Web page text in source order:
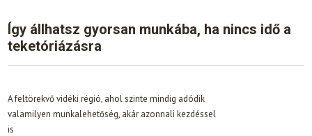
Így állhatsz gyorsan munkába, ha nincs idő a
teketóriázásra
A feltörekvő vidéki régió, ahol szinte mindig adódik
valamilyen munkalehetőség, akár azonnali kezdéssel
is